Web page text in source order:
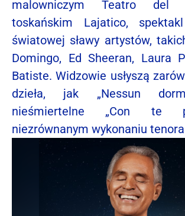
malowniczym Teatro del
toskańskim Lajatico,
światowej sławy artystów,
Domingo, Ed Sheeran, Laura
Batiste. Widzowie usłyszą
dzieła, jak „Nessun
nieśmiertelne „Con te
niezrównanym wykonaniu